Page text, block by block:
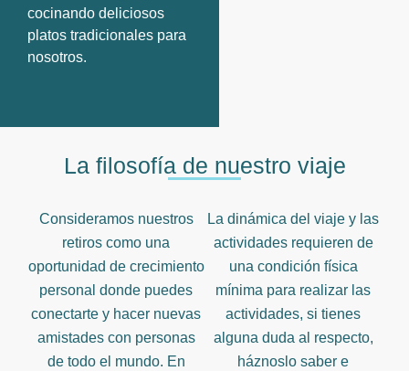
cocinando deliciosos
platos tradicionales para
nosotros.
La filosofía de nuestro viaje
Consideramos nuestros
retiros como una
oportunidad de crecimiento
personal donde puedes
conectarte y hacer nuevas
amistades con personas
de todo el mundo. En
La dinámica del viaje y las
actividades requieren de
una condición física
mínima para realizar las
actividades, si tienes
alguna duda al respecto,
háznoslo saber e